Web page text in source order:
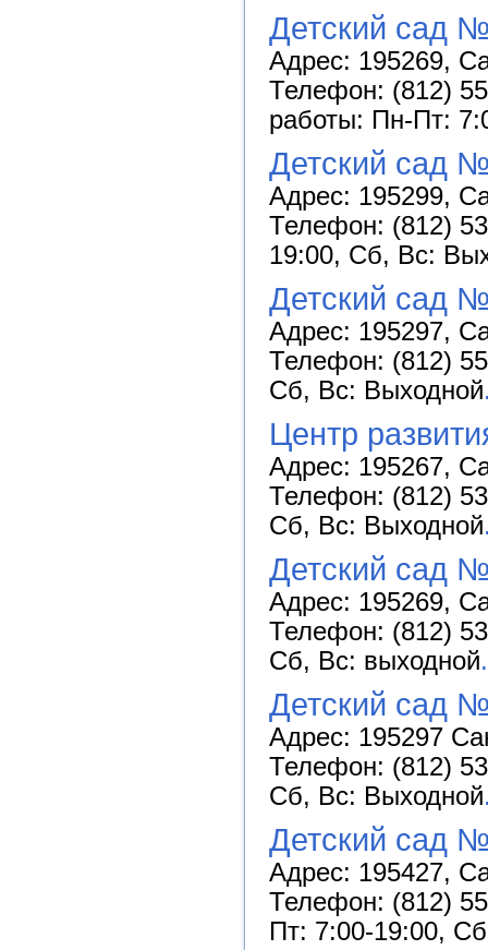
Детский сад
Адрес: 195269,
Телефон: (812)
работы: Пн-Пт:
Детский сад
Адрес: 195299,
Телефон: (812)
19:00, Сб, Вс:
Детский сад
Адрес: 195297,
Телефон: (812)
Сб, Вс: Выходной
Центр
Адрес: 195267,
Телефон: (812)
Сб, Вс: Выходной
Детский сад
Адрес: 195269,
Телефон: (812)
Сб, Вс: выходной
Детский сад
Адрес: 195297
Телефон: (812)
Сб, Вс: Выходной
Детский сад
Адрес: 195427,
Телефон: (812)
Пт: 7:00-19:00,